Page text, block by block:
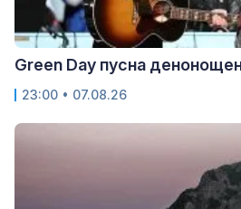
Green Day пусна
23:00 • 07.08.26